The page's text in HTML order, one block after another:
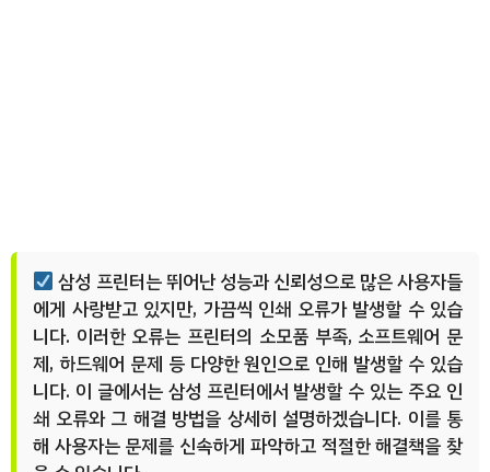
삼성 프린터는 뛰어난 성능과 신뢰성으로 많은 사용자들
에게 사랑받고 있지만, 가끔씩 인쇄 오류가 발생할 수 있습
니다. 이러한 오류는 프린터의 소모품 부족, 소프트웨어 문
제, 하드웨어 문제 등 다양한 원인으로 인해 발생할 수 있습
니다. 이 글에서는 삼성 프린터에서 발생할 수 있는 주요 인
쇄 오류와 그 해결 방법을 상세히 설명하겠습니다. 이를 통
해 사용자는 문제를 신속하게 파악하고 적절한 해결책을 찾